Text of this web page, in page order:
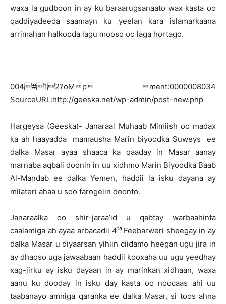
waxa la gudboon in ay ku baraarugsanaato wax kasta oo
qaddiyadeeda saamayn ku yeelan kara islamarkaana
arrimahan halkooda lagu mooso oo laga hortago.
004#12?oMp ment:0000008034
SourceURL:http://geeska.net/wp-admin/post-new.php
Hargeysa (Geeska)- Janaraal Muhaab Mimiish oo madax
ka ah haayadda mamausha Marin biyoodka Suweys ee
dalka Masar ayaa shaaca ka qaaday in Masar aanay
marnaba aqbali doonin in uu xidhmo Marin Biyoodka Baab
Al-Mandab ee dalka Yemen, haddii la isku dayana ay
milateri ahaa u soo farogelin doonto.
Janaraalka oo shir-jaraa’id u qabtay warbaahinta
caalamiga ah ayaa arbacadii 4ta Feebarweri sheegay in ay
dalka Masar u diyaarsan yihiin ciidamo heegan ugu jira in
ay dhaqso uga jawaabaan haddii kooxaha uu ugu yeedhay
xag-jirku ay isku dayaan in ay marinkan xidhaan, waxa
aanu ku dooday in isku day kasta oo noocaas ahi uu
taabanayo amniga qaranka ee dalka Masar, si toos ahna